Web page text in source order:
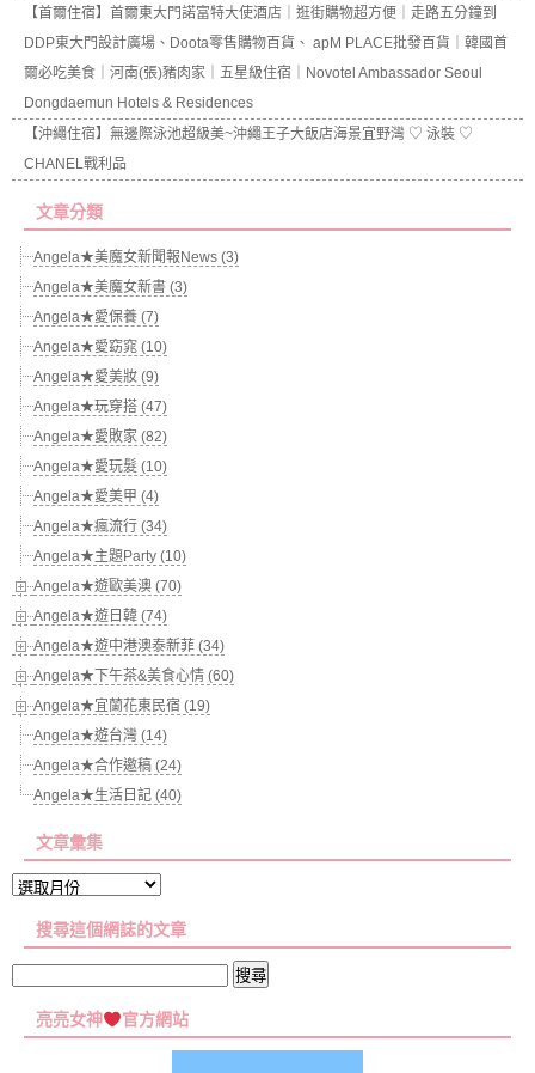
【首爾住宿】首爾東大門諾富特大使酒店｜逛街購物超方便｜走路五分鐘到
DDP東大門設計廣場、Doota零售購物百貨、 apM PLACE批發百貨｜韓國首
爾必吃美食｜河南(張)豬肉家｜五星級住宿｜Novotel Ambassador Seoul
Dongdaemun Hotels & Residences
【沖繩住宿】無邊際泳池超級美~沖繩王子大飯店海景宜野灣 ♡ 泳裝 ♡
CHANEL戰利品
文章分類
Angela★美魔女新聞報News (3)
Angela★美魔女新書 (3)
Angela★愛保養 (7)
Angela★愛窈窕 (10)
Angela★愛美妝 (9)
Angela★玩穿搭 (47)
Angela★愛敗家 (82)
Angela★愛玩髮 (10)
Angela★愛美甲 (4)
Angela★瘋流行 (34)
Angela★主題Party (10)
Angela★遊歐美澳 (70)
Angela★遊日韓 (74)
Angela★遊中港澳泰新菲 (34)
Angela★下午茶&美食心情 (60)
Angela★宜蘭花東民宿 (19)
Angela★遊台灣 (14)
Angela★合作邀稿 (24)
Angela★生活日記 (40)
文章彙集
文
彙
搜尋這個網誌的文章
關
亮亮女神 官方網站